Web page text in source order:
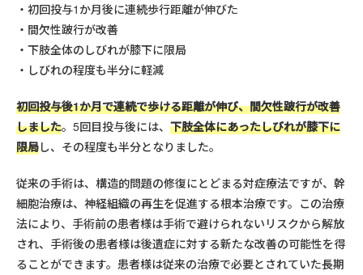
初回投与1か月後に連続歩行距離が伸びた
間欠性跛行が改善
下肢全体のしびれが膝下に限局
しびれの程度も半分に軽減
初回投与後1か月で連続で歩ける距離が伸び、間欠性跛行が改善
しました。5回目投与後には、 下肢全体にあったしびれが膝下に
限局し、その程度も半分となりました。
従来の手術は、構造的問題の修復にとどまる対症療法ですが、幹
細胞治療は、神経組織の再生を促進する根本治療です。この治療
法により、手術前の患者様は手術で避けられないリスクから解放
され、手術後の患者様は後遺症に対する新たな改善の可能性を得
ることができます。患者様は従来の治療で必要とされていた長期